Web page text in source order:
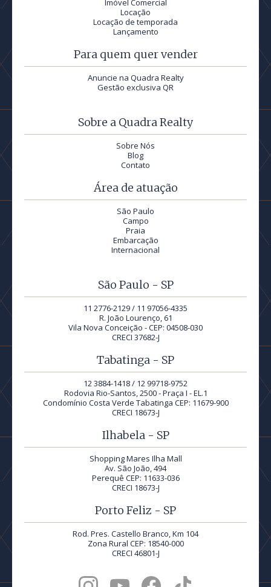
Imóvel Comercial
Locação
Locação de temporada
Lançamento
Para quem quer vender
Anuncie na Quadra Realty
Gestão exclusiva QR
Sobre a Quadra Realty
Sobre Nós
Blog
Contato
Área de atuação
São Paulo
Campo
Praia
Embarcação
Internacional
São Paulo - SP
11 2776-2129 / 11 97056-4335
R. João Lourenço, 61
Vila Nova Conceição - CEP: 04508-030
CRECI 37682-J
Tabatinga - SP
12 3884-1418 / 12 99718-9752
Rodovia Rio-Santos, 2500 - Praça I - EL.1
Condomínio Costa Verde Tabatinga CEP: 11679-900
CRECI 18673-J
Ilhabela - SP
Shopping Mares Ilha Mall
Av. São João, 494
Perequê CEP: 11633-036
CRECI 18673-J
Porto Feliz - SP
Rod. Pres. Castello Branco, Km 104
Zona Rural CEP: 18540-000
CRECI 46801-J